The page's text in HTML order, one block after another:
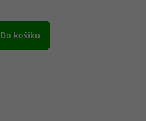
Do košíku